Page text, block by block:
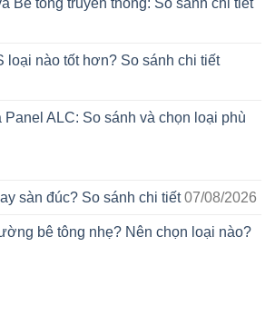
Bê tông truyền thống: So sánh chi tiết
loại nào tốt hơn? So sánh chi tiết
Panel ALC: So sánh và chọn loại phù
sàn đúc? So sánh chi tiết 07/08/2026
bê tông nhẹ? Nên chọn loại nào?